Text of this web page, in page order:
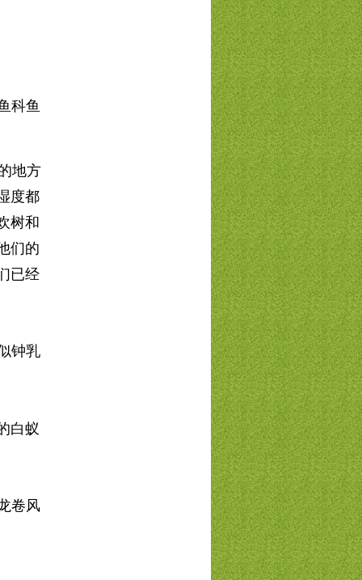
科鱼
地方
度都
树和
们的
已经
钟乳
白蚁
卷风